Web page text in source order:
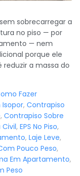
sobrecarregar a
no piso — por
— nem
porque ele
reduzir a massa do
Fazer
Isopor, Contrapiso
, Contrapiso Sobre
Civil, EPS No Piso,
, Laje Leve,
Pouco Peso,
Em Apartamento,
Peso